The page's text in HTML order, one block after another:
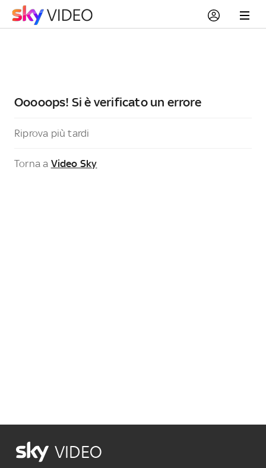
Ooooops! Si è verificato un errore
Riprova più tardi
Torna a Video Sky
VIDEO